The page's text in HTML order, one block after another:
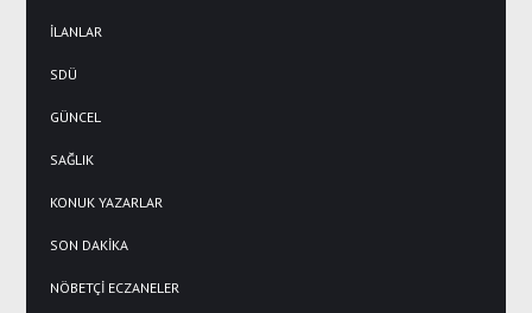
İLANLAR
SDÜ
GÜNCEL
SAĞLIK
KONUK YAZARLAR
SON DAKİKA
NÖBETÇİ ECZANELER